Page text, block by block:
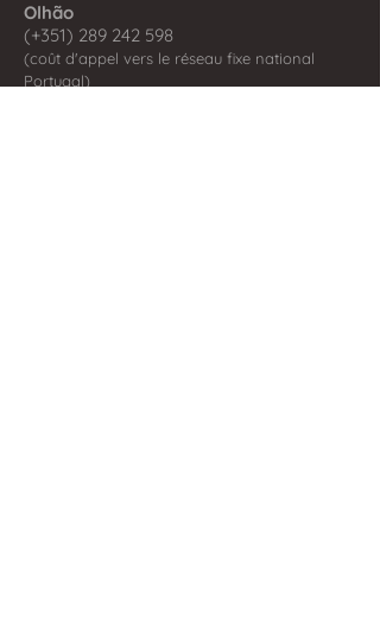
Olhão
(+351) 289 242 598
(coût d'appel vers le réseau fixe national
Portugal)